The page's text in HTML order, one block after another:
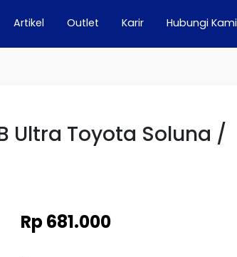
Artikel Outlet Karir Hubungi Kami
Ultra Toyota Soluna /
Rp 681.000